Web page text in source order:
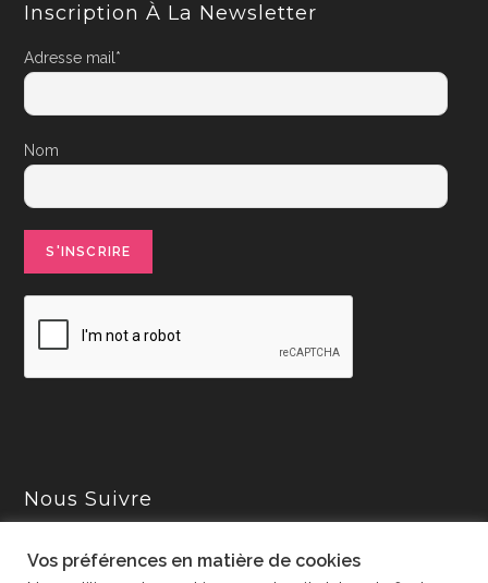
Inscription À La Newsletter
Adresse mail*
Nom
Nous Suivre
Vos préférences en matière de cookies